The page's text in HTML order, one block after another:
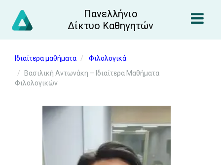
Πανελλήνιο
Δίκτυο Καθηγητών
Ιδιαίτερα μαθήματα
Φιλολογικά
Βασιλική Αντωνάκη – Ιδιαίτερα Μαθήματα
Φιλολογικών